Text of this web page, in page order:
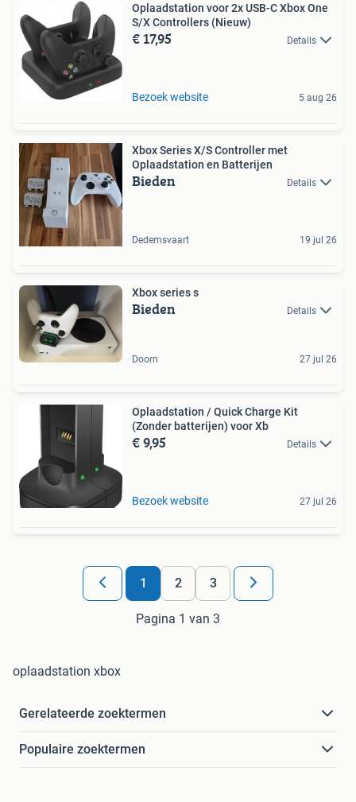
Oplaadstation voor 2x USB-C Xbox One
S/X Controllers (Nieuw)
€ 17,95 Details
Bezoek website 5 aug 26
Xbox Series X/S Controller met
Oplaadstation en Batterijen
Bieden Details
Dedemsvaart 19 jul 26
Xbox series s
Bieden Details
Doorn 27 jul 26
Oplaadstation / Quick Charge Kit
(Zonder batterijen) voor Xb
€ 9,95 Details
Bezoek website 27 jul 26
1 2 3
Pagina 1 van 3
oplaadstation xbox
Gerelateerde zoektermen
Populaire zoektermen